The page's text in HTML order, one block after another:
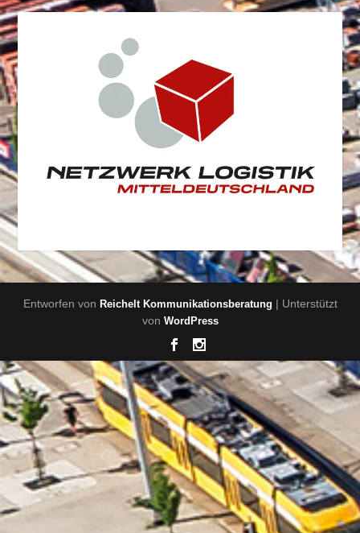
Entworfen von Reichelt Kommunikationsberatung | Unterstützt
von WordPress